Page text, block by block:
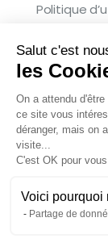
Salut c'est
les
On a attendu
ce site vous
déranger, mais on
visite...
C'est OK pour
Voici pourquoi
Partage de
Politique
réservés.